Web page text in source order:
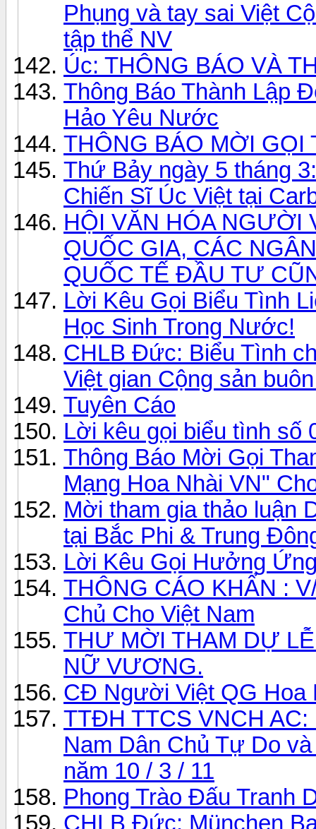
Phụng và tay sai Việt
tập thể NV
Úc: THÔNG BÁO VÀ
Thông Báo Thành Lập
Hảo Yêu Nước
THÔNG BÁO MỜI GỌI
Thứ Bảy ngày 5 tháng
Chiến Sĩ Úc Việt tại
HỘI VĂN HÓA NGƯỜI
QUỐC GIA, CÁC
QUỐC TẾ ĐẦU TƯ
Lời Kêu Gọi Biểu Tình
Học Sinh Trong Nước!
CHLB Đức: Biểu Tình
Việt gian Cộng sản
Tuyên Cáo
Lời kêu gọi biểu tình số
Thông Báo Mời Gọi
Mạng Hoa Nhài VN"
Mời tham gia thảo luận
tại Bắc Phi & Trung
Lời Kêu Gọi Hưởng
THÔNG CÁO KHẨN :
Chủ Cho Việt Nam
THƯ MỜI THAM DỰ
NỮ VƯƠNG.
CĐ Người Việt QG Hoa
TTĐH TTCS VNCH AC:
Nam Dân Chủ Tự Do
năm 10 / 3 / 11
Phong Trào Đấu Tranh
CHLB Đức: München